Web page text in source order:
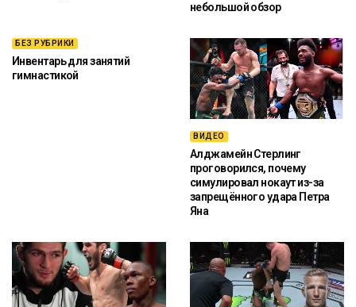
небольшой обзор
БЕЗ РУБРИКИ
Инвентарь для занятий
гимнастикой
ВИДЕО
Алджамейн Стерлинг
проговорился, почему
симулировал нокаут из-за
запрещённого удара Петра
Яна